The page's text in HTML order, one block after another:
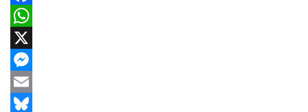
Facebook
WhatsApp
X
Messenger
Email